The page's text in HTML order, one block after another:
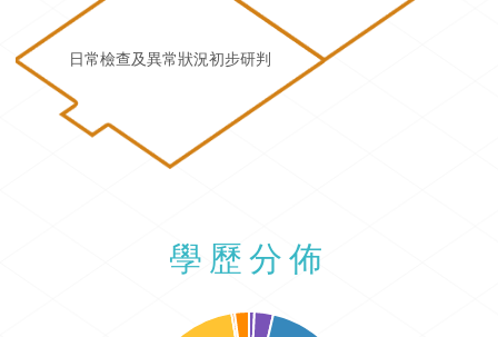
日常檢查及異常狀況初步研判
學歷分佈